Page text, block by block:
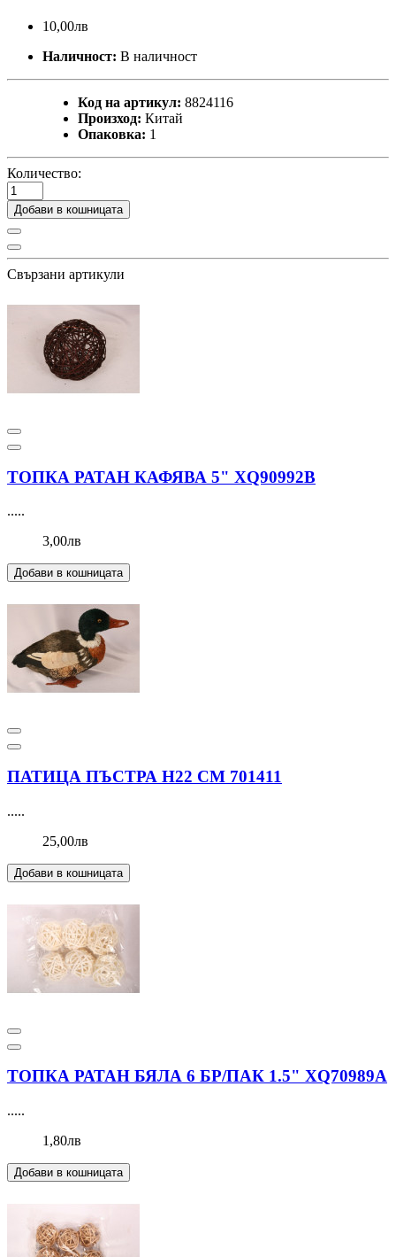
10,00лв
Наличност: В наличност
Код на артикул: 8824116
Произход: Китай
Опаковка: 1
Количество:
Добави в кошницата
Свързани артикули
ТОПКА РАТАН КАФЯВА 5" XQ90992В
.....
3,00лв
Добави в кошницата
ПАТИЦА ПЪСТРА Н22 СМ 701411
.....
25,00лв
Добави в кошницата
ТОПКА РАТАН БЯЛА 6 БР/ПАК 1.5" XQ70989А
.....
1,80лв
Добави в кошницата